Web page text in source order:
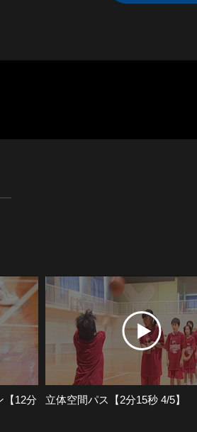
【12分 立体空間パス【2分15秒 4/5】